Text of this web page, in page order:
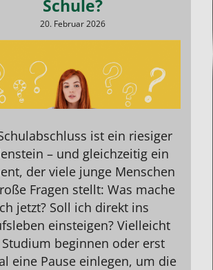
Schule?
20. Februar 2026
ist ein riesiger
– und gleichzeitig ein
der viele junge Menschen
Fragen stellt: Was mache
jetzt? Soll ich direkt ins
einsteigen? Vielleicht
beginnen oder erst
eine Pause einlegen, um die